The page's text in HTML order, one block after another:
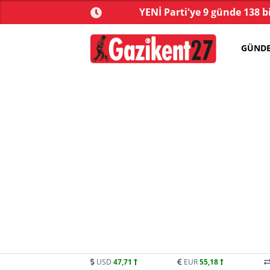
kabul edildi! YENİ Parti'ye 9 günde 138
USD 47,71 EUR55,18